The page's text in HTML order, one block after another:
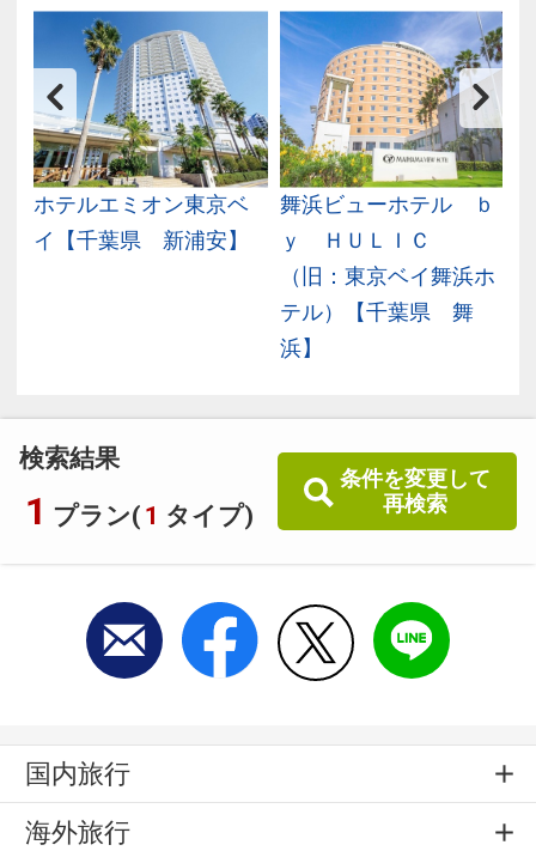
検索結果
1 プラン( 1 タイプ)
条件を変更して
再検索
ホテルエミオン東京ベ
イ【千葉県 新浦安】
舞浜ビューホテル ｂ
ｙ ＨＵＬＩＣ
（旧：東京ベイ舞浜ホ
テル）【千葉県 舞
浜】
国内旅行
海外旅行